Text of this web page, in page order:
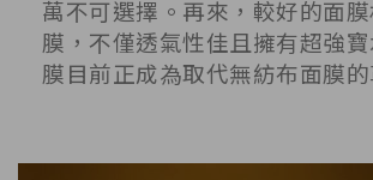
萬不可選擇。再來，較好的面
膜，不僅透氣性佳且擁有超強
膜目前正成為取代無紡布面膜